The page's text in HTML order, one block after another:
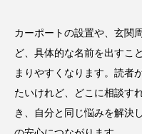
カーポートの設置や、玄関
ど、具体的な名前を出すこ
まりやすくなります。読者
たいけれど、どこに相談す
き、自分と同じ悩みを解決